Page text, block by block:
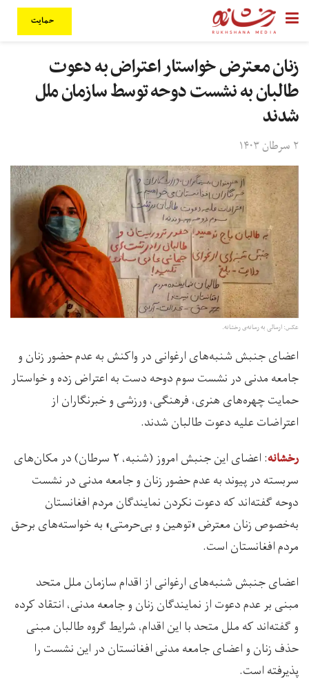
حمایت
زنان معترض خواستار اعتراض به دعوت
طالبان به نشست دوحه توسط سازمان ملل
شدند
۲ سرطان ۱۴۰۳
عکس: ارسالی به رسانه‌ی رخشانه.
اعضای جنبش‌ شنبه‌های ارغوانی در واکنش به عدم حضور زنان و
جامعه مدنی در نشست سوم دوحه دست به اعتراض زده و خواستار
حمایت چهره‌های هنری، فرهنگی، ورزشی و خبرنگاران از
اعتراضات علیه دعوت طالبان شدند.
رخشانه
: اعضای این جنبش امروز (شنبه، ۲ سرطان) در مکان‌های
سربسته در پیوند به عدم حضور زنان و جامعه مدنی در نشست
دوحه گفته‌اند که دعوت نکردن نمایندگان مردم افغانستان
به‌خصوص زنان معترض «توهین و بی‌حرمتی» به خواسته‌های برحق
مردم افغانستان است.
اعضای جنبش شنبه‌های ارغوانی از اقدام سازمان ملل متحد
مبنی بر عدم دعوت از نمایندگان زنان و جامعه مدنی، انتقاد کرده
و گفته‌اند که ملل متحد با این اقدام، شرایط گروه طالبان مبنی
حذف زنان و اعضای جامعه مدنی افغانستان در این نشست را
پذیرفته‌ است.